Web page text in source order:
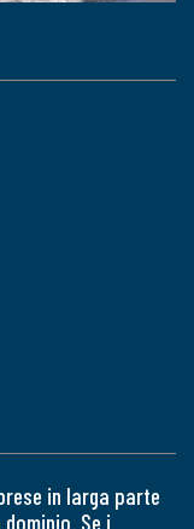
in larga parte
Se i